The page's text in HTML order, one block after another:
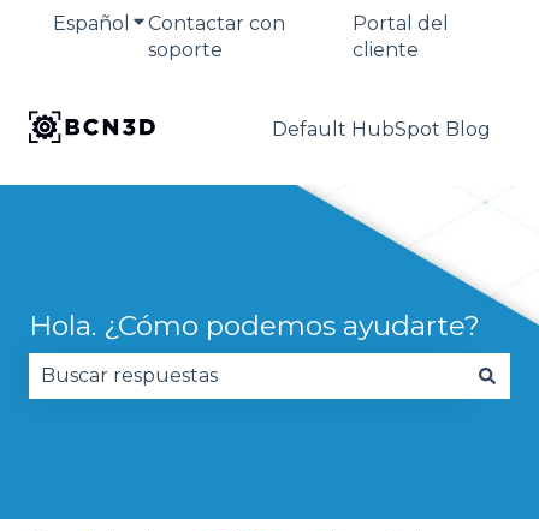
Español Traducciones de Mostrar submenú de
Contactar con
soporte
Portal del
cliente
Default HubSpot Blog
Hola. ¿Cómo podemos ayudarte?